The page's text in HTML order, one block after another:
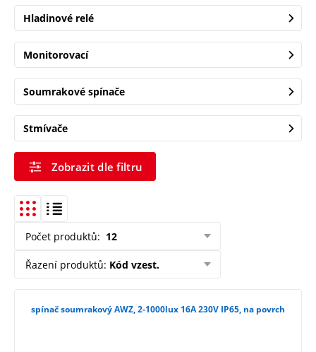
Hladinové relé
Monitorovací
Soumrakové spínače
Stmívače
Zobrazit dle filtru
Počet produktů: 12
Řazení produktů: Kód vzest.
spínač soumrakový AWZ, 2-1000lux 16A 230V IP65, na povrch